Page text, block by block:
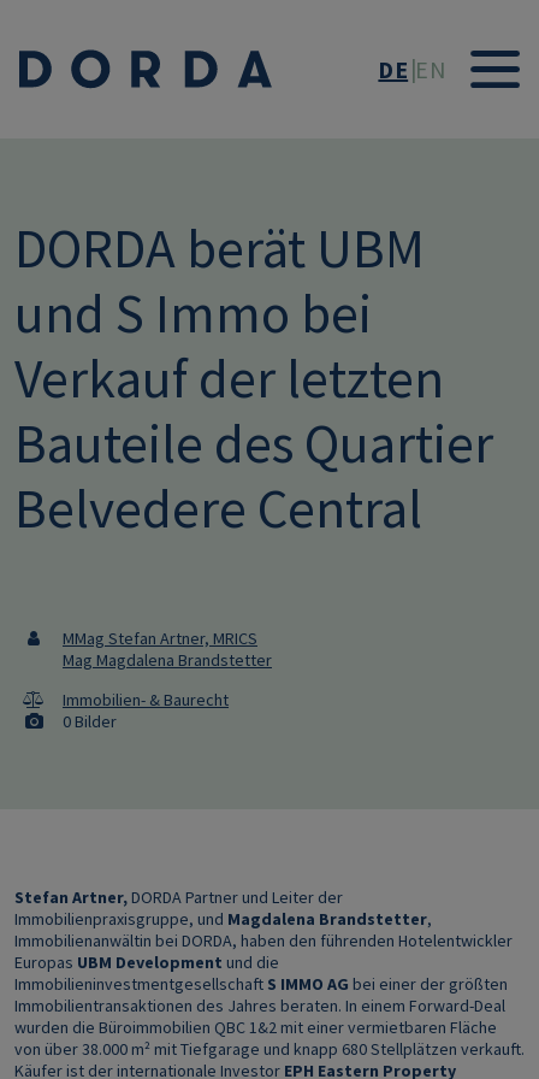
DE EN
DORDA berät UBM
und S Immo bei
Verkauf der letzten
Bauteile des Quartier
Belvedere Central
MMag Stefan Artner, MRICS
Mag Magdalena Brandstetter
Immobilien- & Baurecht
0 Bilder
Stefan Artner, DORDA Partner und Leiter der
Immobilienpraxisgruppe, und Magdalena Brandstetter,
Immobilienanwältin bei DORDA, haben den führenden Hotelentwickler
Europas UBM Development und die
Immobilieninvestmentgesellschaft S IMMO AG bei einer der größten
Immobilientransaktionen des Jahres beraten. In einem Forward-Deal
wurden die Büroimmobilien QBC 1&2 mit einer vermietbaren Fläche
von über 38.000 m² mit Tiefgarage und knapp 680 Stellplätzen verkauft.
Käufer ist der internationale Investor EPH Eastern Property